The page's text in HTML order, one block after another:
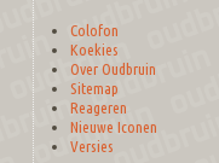
Colofon
Koekies
Over Oudbruin
Sitemap
Reageren
Nieuwe Iconen
Versies